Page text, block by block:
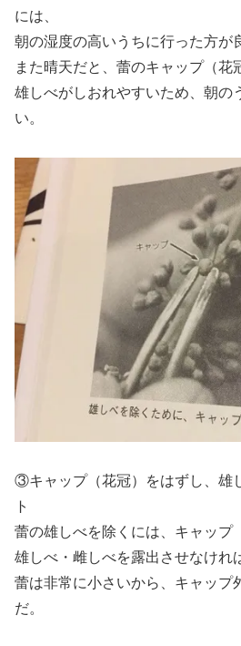
には、
朝の湿度の高いうちに行った方が
また晴天だと、蕾のキャップ（花
雄しべがしおれやすいため、朝の
い。
③キャップ（花冠）をはずし、雄
ト
蕾の雄しべを除くには、キャップ
雄しべ・雌しべを露出させなけれ
蕾は非常に小さいから、キャップ
だ。